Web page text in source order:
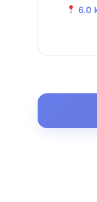
6.0